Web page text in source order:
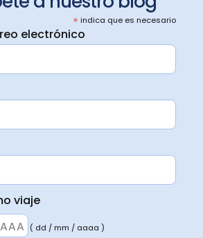
* indica que es necesario
electrónico
viaje
( dd / mm / aaaa )